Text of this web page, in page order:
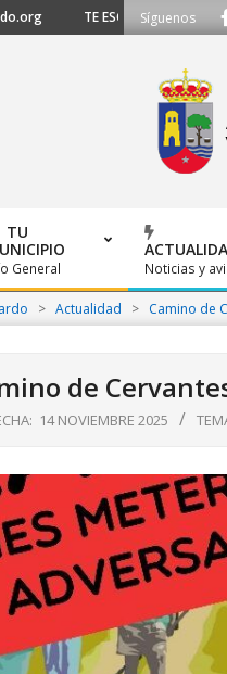
TE ESCUCHAMOS -
Síguenos
TU
General Noticias y
> Actualidad > Camino de
de
14 NOVIEMBRE 2025